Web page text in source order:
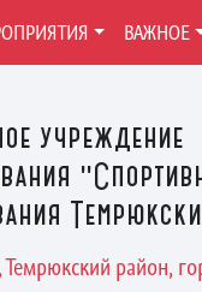
учреждение
Темрюкский район,
ВАЖНОЕ